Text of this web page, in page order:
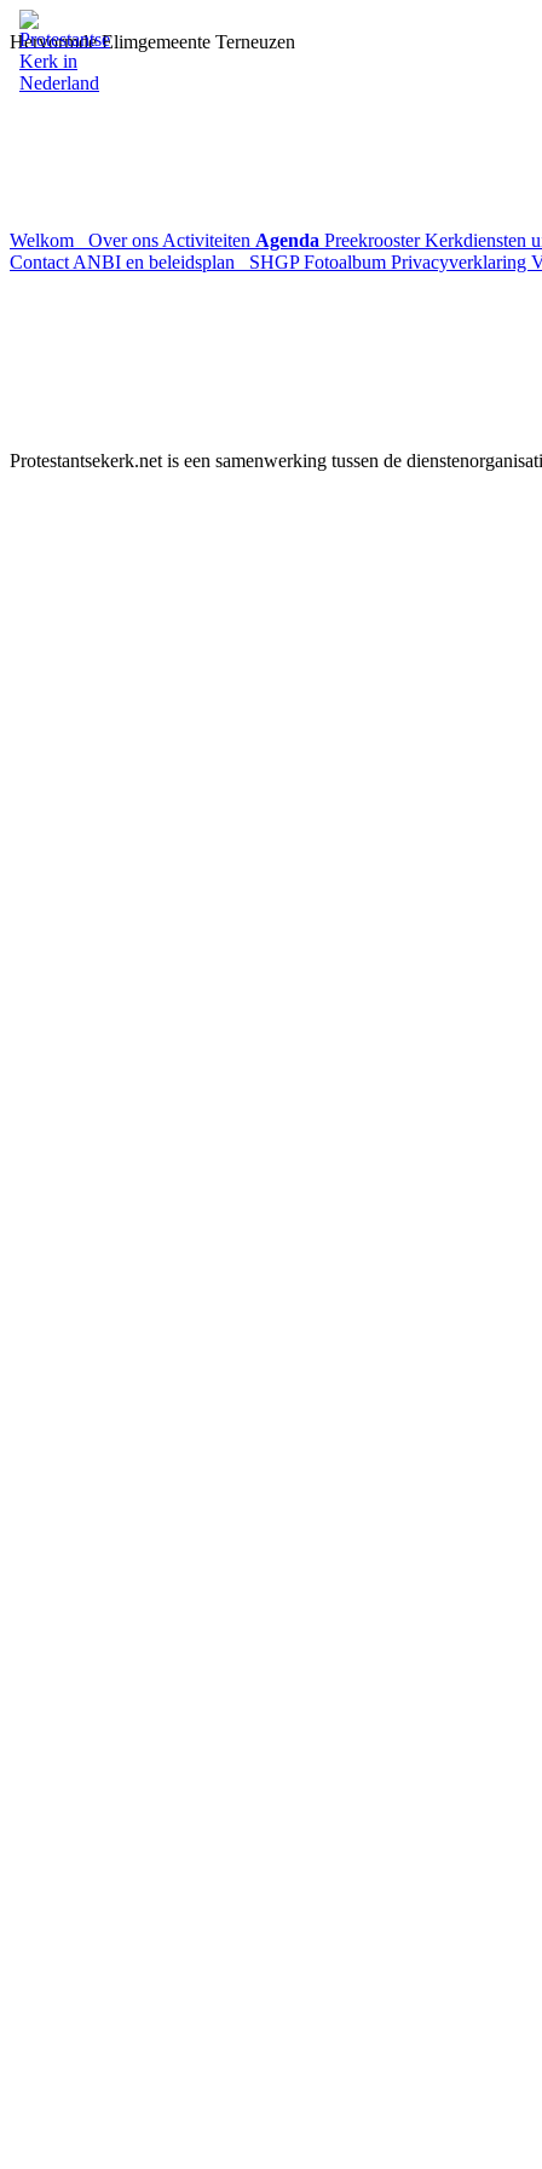
Hervormde Elimgemeente Terneuzen
Welkom Over ons Activiteiten Agenda PreekroosterKerkdiensten
Contact ANBI en beleidsplan SHGPFotoalbum Privacyverklaring
Protestantsekerk.net is een samenwerking tussen de